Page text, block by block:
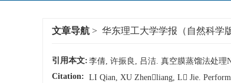
文章导航 > 华东理工大学学报（自然科学版
引用本文: 李倩, 许振良, 吕洁. 真空膜蒸馏法处理
Citation: LI Qian, XU Zhenliang, L Jie.